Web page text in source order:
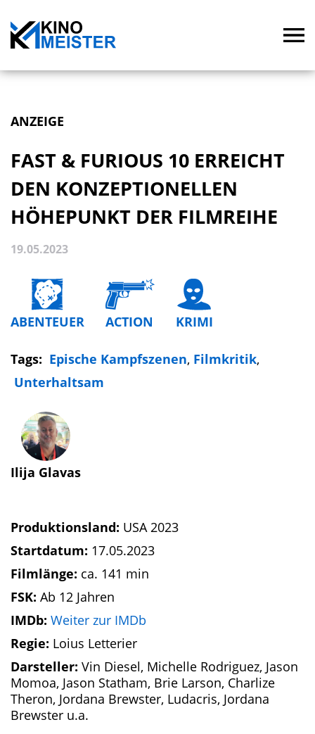
ANZEIGE
FAST & FURIOUS 10 ERREICHT
DEN KONZEPTIONELLEN
HÖHEPUNKT DER FILMREIHE
19.05.2023
ABENTEUER ACTION KRIMI
Tags: Epische Kampfszenen, Filmkritik,
Unterhaltsam
Ilija Glavas
Produktionsland: USA 2023
Startdatum: 17.05.2023
Filmlänge: ca. 141 min
FSK: Ab 12 Jahren
IMDb: Weiter zur IMDb
Regie: Loius Letterier
Darsteller: Vin Diesel, Michelle Rodriguez, Jason
Momoa, Jason Statham, Brie Larson, Charlize
Theron, Jordana Brewster, Ludacris, Jordana
Brewster u.a.